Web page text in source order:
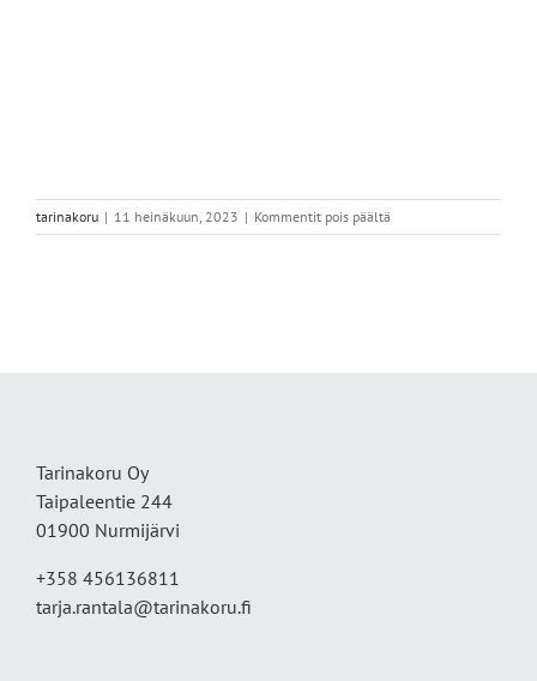
tarinakoru | 11 heinäkuun, 2023 | Kommentit pois päältä
B004BCEB-
Tarinakoru Oy
Taipaleentie 244
01900 Nurmijärvi
+358 456136811
tarja.rantala@tarinakoru.fi